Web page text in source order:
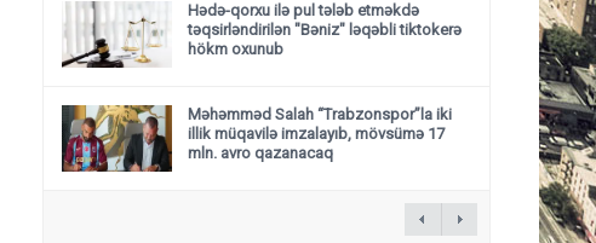
Hədə-qorxu ilə pul tələb etməkdə
təqsirləndirilən "Bəniz" ləqəbli tiktokerə
hökm oxunub
Məhəmməd Salah “Trabzonspor”la iki
illik müqavilə imzalayıb, mövsümə 17
mln. avro qazanacaq